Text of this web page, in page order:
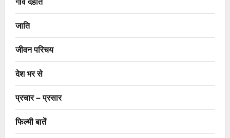
जाति
जीवन परिचय
देश भर से
प्रचार – प्रसार
फिल्मी बातें